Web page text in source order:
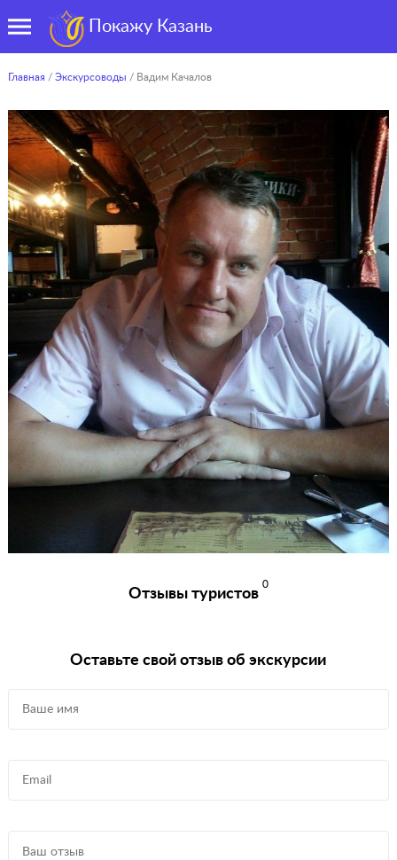
Покажу Казань
Главная / Экскурсоводы / Вадим Качалов
Отзывы туристов
0
Оставьте свой отзыв об экскурсии